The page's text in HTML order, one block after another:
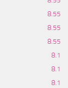
8.55
8.55
8.55
8.1
8.1
8.1